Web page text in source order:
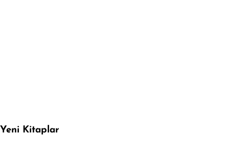
Yeni Kitaplar